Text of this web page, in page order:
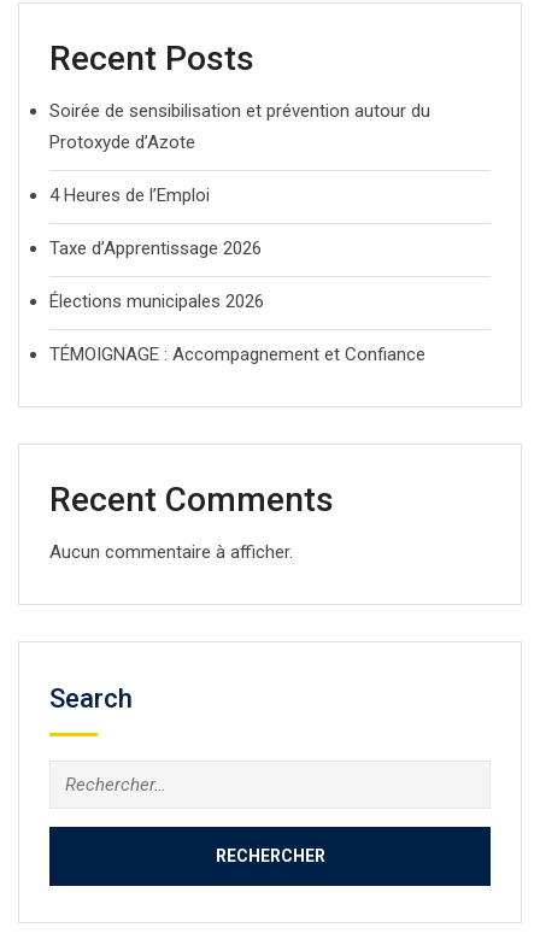
Recent Posts
Soirée de sensibilisation et prévention autour du
Protoxyde d’Azote
4 Heures de l’Emploi
Taxe d’Apprentissage 2026
Élections municipales 2026
TÉMOIGNAGE : Accompagnement et Confiance
Recent Comments
Aucun commentaire à afficher.
Search
Rechercher :